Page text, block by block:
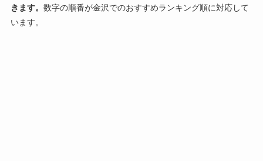
きます。 数字の順番が金沢でのおすすめランキング順に対応して
います。